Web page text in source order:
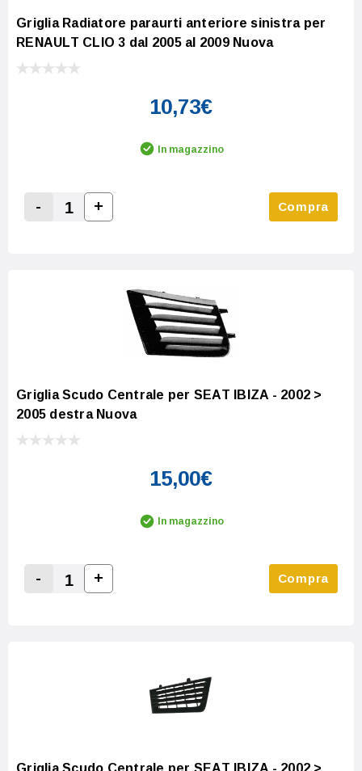
Griglia Radiatore paraurti anteriore sinistra per
RENAULT CLIO 3 dal 2005 al 2009 Nuova
10,73€
In magazzino
Decrease Quantity:
-
Increase Quantity:
+ Compra
Griglia Scudo Centrale per SEAT IBIZA - 2002 >
2005 destra Nuova
15,00€
In magazzino
Decrease Quantity:
-
Increase Quantity:
+ Compra